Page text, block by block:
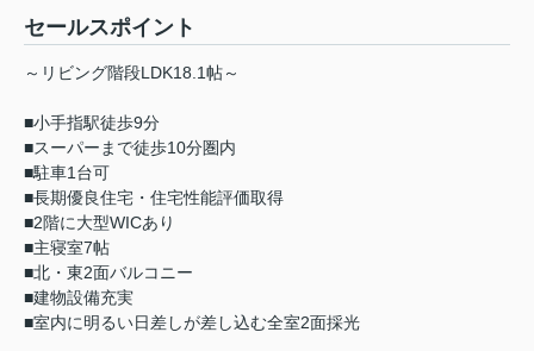
セールスポイント
～リビング階段LDK18.1帖～
■小手指駅徒歩9分
■スーパーまで徒歩10分圏内
■駐車1台可
■長期優良住宅・住宅性能評価取得
■2階に大型WICあり
■主寝室7帖
■北・東2面バルコニー
■建物設備充実
■室内に明るい日差しが差し込む全室2面採光